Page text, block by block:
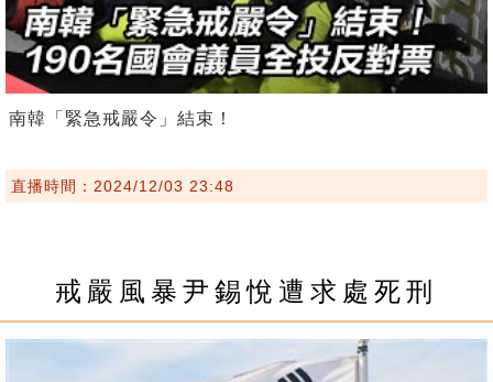
南韓「緊急戒嚴令」結束！
直播時間：2024/12/03 23:48
戒嚴風暴尹錫悅遭求處死刑